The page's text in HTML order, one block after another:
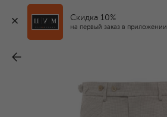
Скидка 10%
на первый заказ в приложении